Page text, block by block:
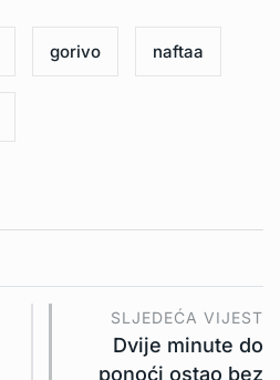
gorivo naftaa
SLJEDEĆA VIJEST
Dvije minute do
ponoći ostao bez